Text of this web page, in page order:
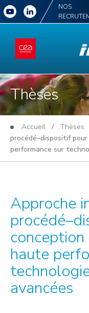
NOS
Thèses
Accueil / Thèses
procédé–dispositif
performance sur
Approche
haute
avancées